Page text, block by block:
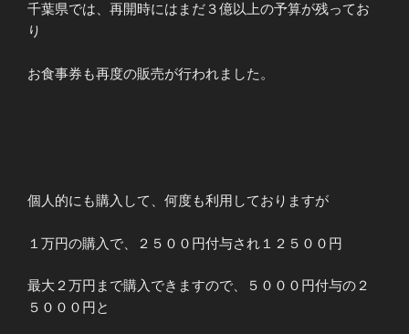
千葉県では、再開時にはまだ３億以上の予算が残ってお
り
お食事券も再度の販売が行われました。
個人的にも購入して、何度も利用しておりますが
１万円の購入で、２５００円付与され１２５００円
最大２万円まで購入できますので、５０００円付与の２
５０００円と